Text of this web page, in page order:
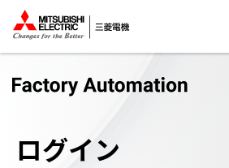
ログイン